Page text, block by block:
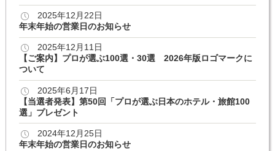
2025年12月22日
年末年始の営業日のお知らせ
2025年12月11日
【ご案内】プロが選ぶ100選・30選 2026年版ロゴマークに
ついて
2025年6月17日
【当選者発表】第50回「プロが選ぶ日本のホテル・旅館100
選」プレゼント
2024年12月25日
年末年始の営業日のお知らせ